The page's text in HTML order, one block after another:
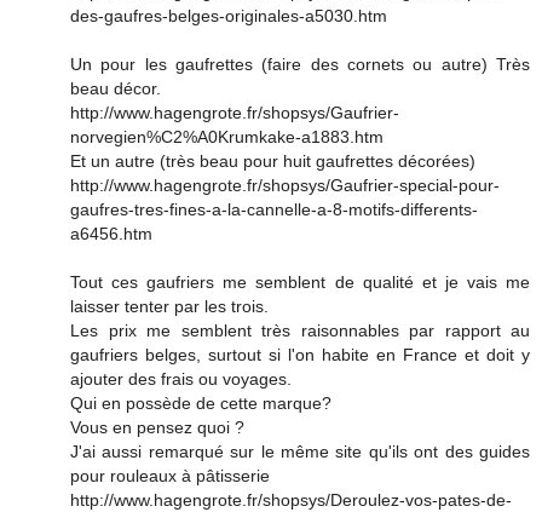
des-gaufres-belges-originales-a5030.htm
Un pour les gaufrettes (faire des cornets ou autre) Très
beau décor.
http://www.hagengrote.fr/shopsys/Gaufrier-
norvegien%C2%A0Krumkake-a1883.htm
Et un autre (très beau pour huit gaufrettes décorées)
http://www.hagengrote.fr/shopsys/Gaufrier-special-pour-
gaufres-tres-fines-a-la-cannelle-a-8-motifs-differents-
a6456.htm
Tout ces gaufriers me semblent de qualité et je vais me
laisser tenter par les trois.
Les prix me semblent très raisonnables par rapport au
gaufriers belges, surtout si l'on habite en France et doit y
ajouter des frais ou voyages.
Qui en possède de cette marque?
Vous en pensez quoi ?
J'ai aussi remarqué sur le même site qu'ils ont des guides
pour rouleaux à pâtisserie
http://www.hagengrote.fr/shopsys/Deroulez-vos-pates-de-